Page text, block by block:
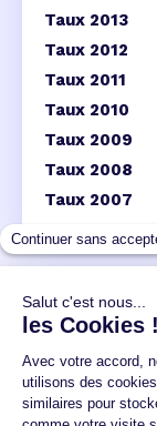
Taux 2013
Taux 2012
Taux 2011
Taux 2010
Taux 2009
Taux 2008
Taux 2007
Un crédit
Vérifiez vos